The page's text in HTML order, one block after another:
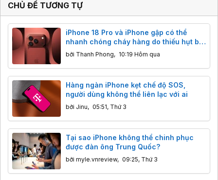
CHỦ ĐỀ TƯƠNG TỰ
iPhone 18 Pro và iPhone gập có thể
nhanh chóng cháy hàng do thiếu hụt bộ
nhớ
bởi Thanh Phong, 10:19 Hôm qua
Hàng ngàn iPhone kẹt chế độ SOS,
người dùng không thể liên lạc với ai
bởi Jinu, 05:51, Thứ 3
Tại sao iPhone không thể chinh phục
được đàn ông Trung Quốc?
bởi myle.vnreview, 09:25, Thứ 3